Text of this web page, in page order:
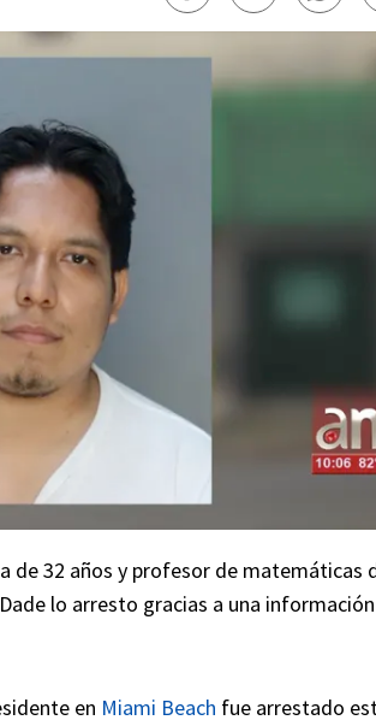
de 32 años y profesor de matemáticas
lo arresto gracias a una
en Miami Beach fue arrestado